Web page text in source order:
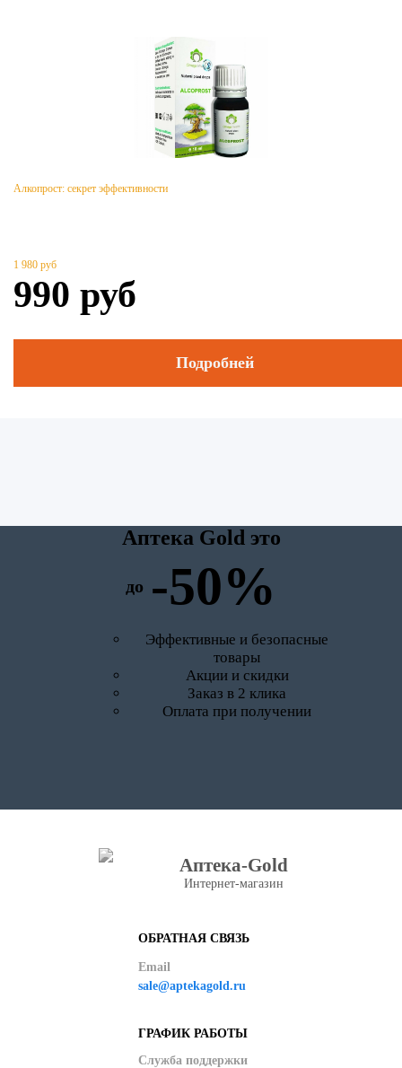
Алкопрост: секрет эффективности
1 980 руб
990 руб
Подробней
Аптека Gold это
до -50%
Эффективные и безопасные
товары
Акции и скидки
Заказ в 2 клика
Оплата при получении
Аптека-Gold
Интернет-магазин
ОБРАТНАЯ СВЯЗЬ
Email
sale@aptekagold.ru
ГРАФИК РАБОТЫ
Служба поддержки